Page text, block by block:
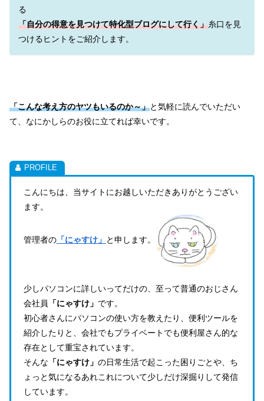
る
「自分の得意を見つけて特化型ブログにして行く」糸口を見
つけるヒントをご紹介します。
「こんな考え方のヤツもいるのか～」と気軽に読んでいただい
て、なにかしらのお役に立てれば幸いです。
こんにちは、当サイトにお越しいただきありがとうござい
ます。
管理者の 「にゃすけ」 と申します。
少しパソコンに詳しいってだけの、至って普通のおじさん
会社員
「にゃすけ」 です。
初心者さんにパソコンの使い方を教えたり、便利ツールを
紹介したりと、会社でもプライベートでも便利屋さん的な
存在として重宝されています。
そんな 「にゃすけ」 の日常生活で起こった困りごとや、ち
ょっと気になるあれこれについて少しだけ深掘りして発信
しています。